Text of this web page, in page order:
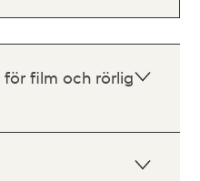
för film och rörlig